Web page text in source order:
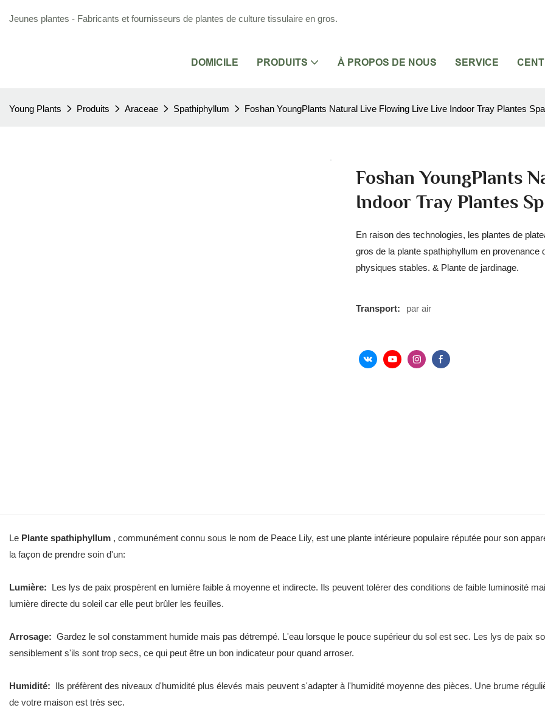
Jeunes plantes - Fabricants et fournisseurs de plantes de culture tissulaire en gros.
DOMICILE PRODUITS À PROPOS DE NOUS SERVICE
Young Plants Produits Araceae Spathiphyllum Foshan YoungPlants Natural Live Flowing Live Live Indoor Tray Plantes
Foshan YoungPlants
Indoor Tray Plantes
En raison des technologies, les plantes de
gros de la plante spathiphyllum en
physiques stables. & Plante de jardinage.
Transport: par air
Le Plante spathiphyllum , communément connu sous le nom de Peace Lily, est une plante intérieure populaire réputée pour son
la façon de prendre soin d'un:
Lumière: Les lys de paix prospèrent en lumière faible à moyenne et indirecte. Ils peuvent tolérer des conditions de faible luminosité
lumière directe du soleil car elle peut brûler les feuilles.
Arrosage: Gardez le sol constamment humide mais pas détrempé. L'eau lorsque le pouce supérieur du sol est sec. Les lys de paix
sensiblement s'ils sont trop secs, ce qui peut être un bon indicateur pour quand arroser.
Humidité: Ils préfèrent des niveaux d'humidité plus élevés mais peuvent s'adapter à l'humidité moyenne des pièces. Une brume
de votre maison est très sec.